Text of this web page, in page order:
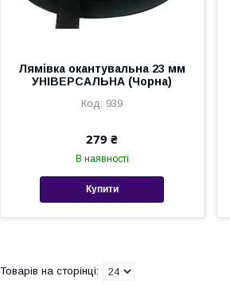
Лямівка окантувальна 23 мм
УНІВЕРСАЛЬНА (Чорна)
939
279 ₴
В наявності
Купити